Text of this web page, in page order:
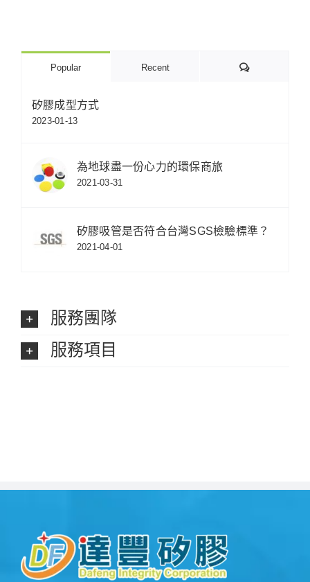
Popular Recent Comments
矽膠成型方式
2023-01-13
為地球盡一份心力的環保商旅
2021-03-31
矽膠吸管是否符合台灣SGS檢驗標準？
2021-04-01
服務團隊
服務項目